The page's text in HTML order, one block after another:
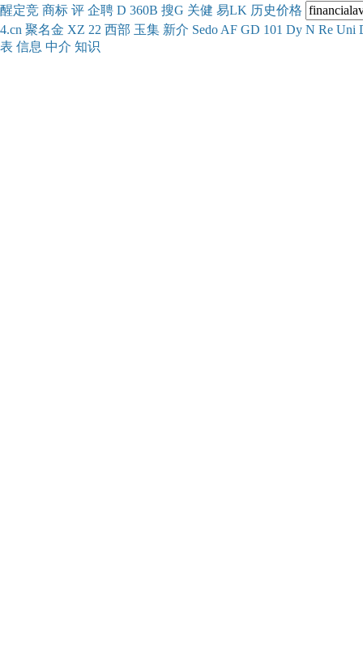
醒定竞 商标 评 企聘 D 360B 搜G 关健 易LK 历史价格
4.cn 聚名金 XZ 22 西部 玉集 新介 Sedo AF GD 101 Dy N Re Uni
表 信息 中介 知识